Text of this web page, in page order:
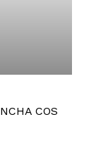
COS